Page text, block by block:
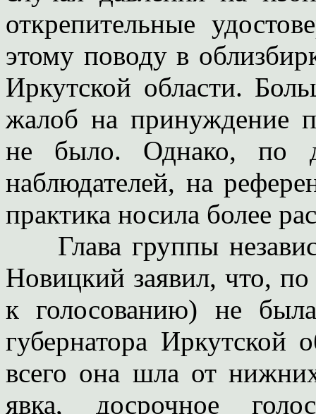
открепительные
этому поводу в
Иркутской области.
жалоб на принуждение
не было. Однако, по
наблюдателей, на
практика носила более
Глава группы
Новицкий заявил, что,
к голосованию) не
губернатора Иркутской
всего она шла от
явка, досрочное